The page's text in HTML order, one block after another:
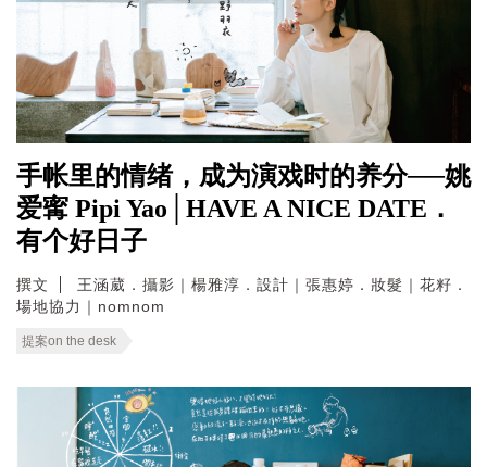
手帐里的情绪，成为演戏时的养分──姚
爱寗 Pipi Yao│HAVE A NICE DATE．
有个好日子
撰文
王涵葳．攝影｜楊雅淳．設計｜張惠婷．妝髮｜花籽．
場地協力｜nomnom
提案on the desk